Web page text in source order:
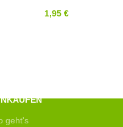
1,95 €
geht's